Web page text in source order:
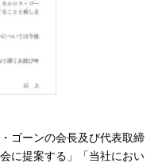
ゴーンの会長及び代表取締
に提案する」「当社におい